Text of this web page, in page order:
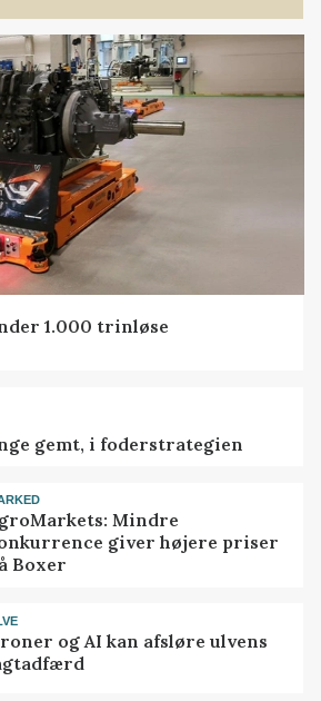
1.000 trinløse
gemt, i foderstrategien
Mindre
giver højere priser
Boxer
og AI kan afsløre ulvens